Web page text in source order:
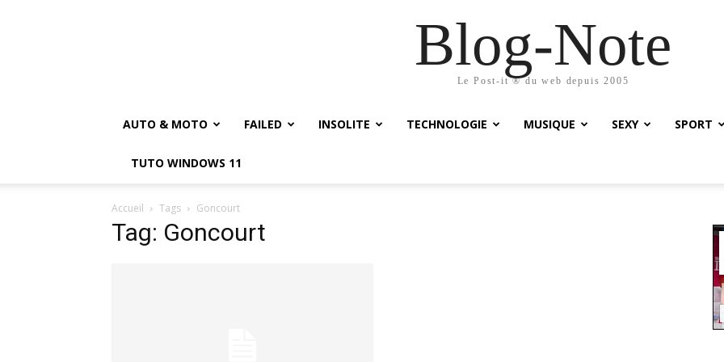
Blog-Note
Le Post-it ® du web depuis 2005
AUTO & MOTO FAILED INSOLITE TECHNOLOGIE MUSIQUE SEXY SPORT
TUTO WINDOWS 11
Accueil Tags Goncourt
Tag: Goncourt